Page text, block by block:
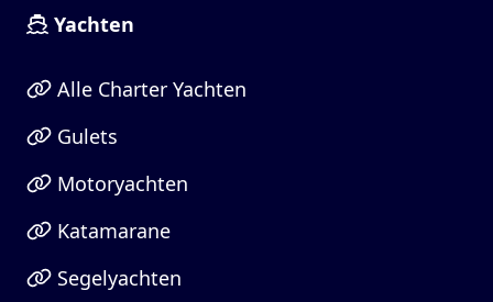
Yachten
Alle Charter Yachten
Gulets
Motoryachten
Katamarane
Segelyachten